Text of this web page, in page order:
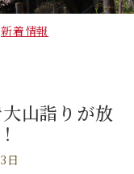
新着情報
山詣りが放
日